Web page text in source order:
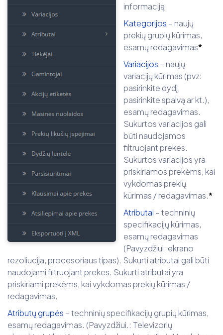
informaciją
Kategorijos – naujų
prekių grupių kūrimas,
esamų redagavimas*
Variacijos – naujų
variacijų kūrimas (pvz:
pasirinkite dydį,
pasirinkite spalvą ar kt.),
esamų redagavimas.
Sukurtos variacijos gali
būti naudojamos
filtruojant prekes.
Sukurtos variacijos yra
priskiriamos prekėms, kai
vykdomas prekių
kūrimas / redagavimas.*
Atributai – techninių
specifikacijų kūrimas,
esamų redagavimas
(Pavyzdžiui: ekrano
rezoliucija, procesoriaus tipas). Sukurti atributai gali būti
naudojami filtruojant prekes. Sukurti atributai yra
priskiriami prekėms, kai vykdomas prekių kūrimas /
redagavimas.
Atributų grupės – techninių specifikacijų grupių kūrimas,
esamų redagavimas. (Pavyzdžiui.: Televizorių